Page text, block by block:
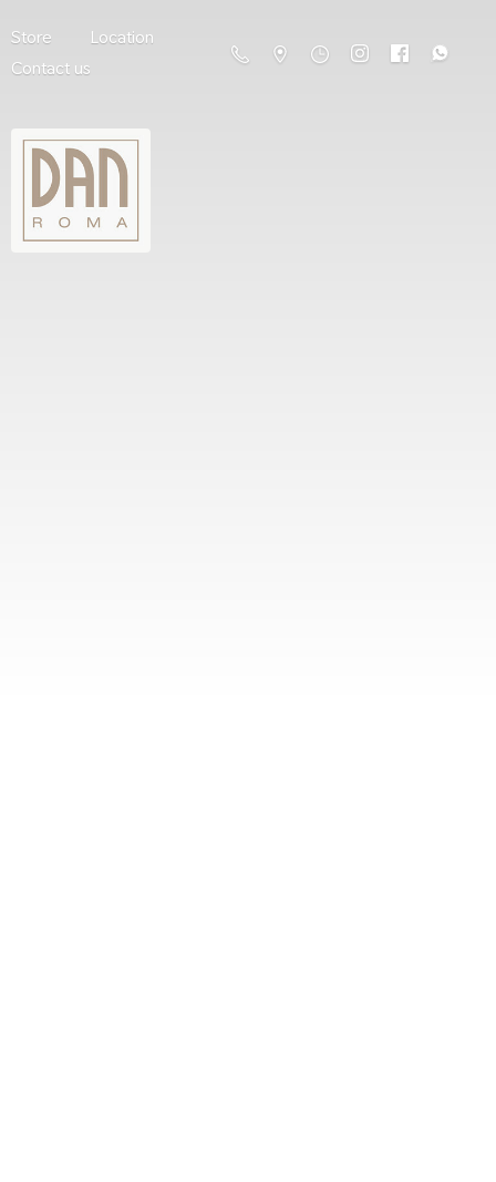
Store
Location
Contact us